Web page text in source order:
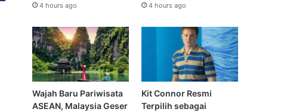
4 hours ago 4 hours ago
Wajah Baru Pariwisata
ASEAN, Malaysia Geser
Kit Connor Resmi
Terpilih sebagai